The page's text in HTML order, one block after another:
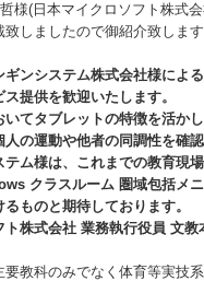
様(日本マイクロソフト株式
しましたので御紹介致します
ギンシステム株式会社様によ
提供を歓迎いたします。
てタブレットの特徴を活か
人の運動や他者の同調性を確
テム様は、これまでの教育現
クラスルーム 圏域包括メ
ものと期待しております。
要教科のみでなく体育等実技